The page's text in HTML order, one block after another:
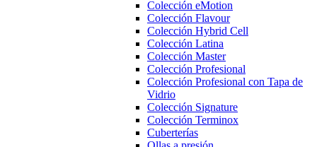
Colección eMotion
Colección Flavour
Colección Hybrid Cell
Colección Latina
Colección Master
Colección Profesional
Colección Profesional con Tapa de
Vidrio
Colección Signature
Colección Terminox
Cuberterías